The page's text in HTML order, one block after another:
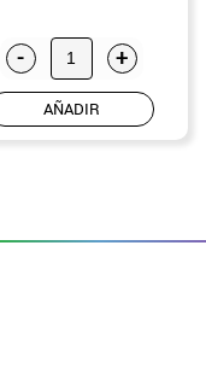
- +
AÑADIR